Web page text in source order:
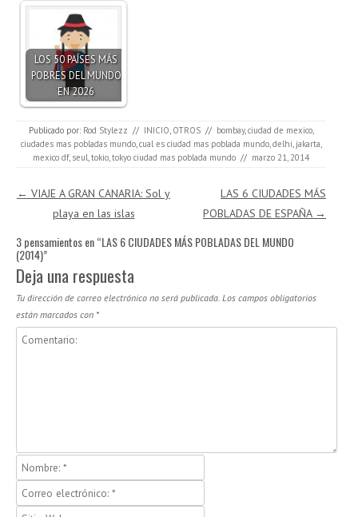
LOS 50 PAÍSES MÁS
POBRES DEL MUNDO
EN 2026
Publicado por: Rod Stylezz // INICIO OTROS // bombay, ciudad de mexico,
ciudades mas pobladas mundo, cual es ciudad mas poblada mundo, delhi jakarta
mexico df, seul tokio tokyo ciudad mas poblada mundo // marzo 21, 2014
Navegación de entradas
← VIAJE A GRAN CANARIA: Sol y
playa en las islas
LAS 6 CIUDADES MÁS
POBLADAS DE ESPAÑA →
3 pensamientos en “LAS 6 CIUDADES MÁS POBLADAS DEL MUNDO
(2014)”
Deja una respuesta
Tu dirección de correo electrónico no será publicada. Los campos obligatorios
están marcados con *